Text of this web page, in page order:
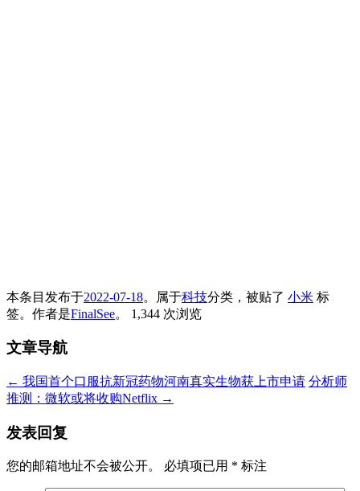
本条目发布于2022-07-18。属于科技分类，被贴了 小米 标
签。 作者是FinalSee。 1,344 次浏览
文章导航
← 我国首个口服抗新冠药物河南真实生物获上市申请 分析师
推测：微软或将收购Netflix →
发表回复
您的邮箱地址不会被公开。 必填项已用 * 标注